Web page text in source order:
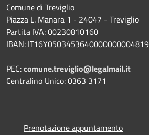
Comune di Treviglio
Piazza L. Manara 1 - 24047 - Treviglio
Partita IVA: 00230810160
IBAN: IT16Y0503453640000000004819
PEC:comune.treviglio@legalmail.it
Centralino Unico: 0363 3171
Prenotazione appuntamento